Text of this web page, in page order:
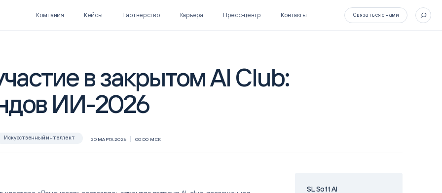
Polymatica EPM
ПЛАНИРОВАНИЕ И
БЮДЖЕТИРОВАНИЕ
SL Soft AI
AI ДЛЯ ГИПЕРАВТОМАТИЗАЦИИ
Интеллектуальный поиск
Компания Кейсы Партнерство Карьера Пресс-центр Контакты Связаться с нами
в закрытом AI Club:
ИИ-2026
Искусственный интеллект 30 МАРТА 2026 00:00 МСК
SL Soft AI